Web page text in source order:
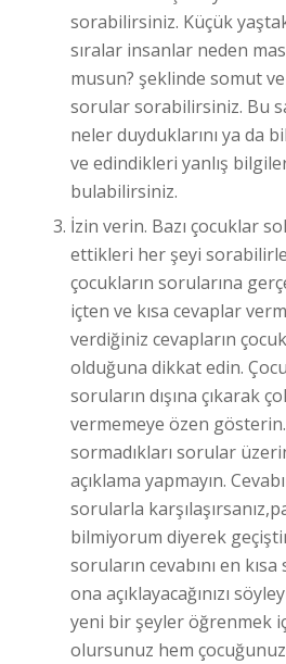
sorabilirsiniz. Küçük
sıralar insanlar neden
musun? şeklinde somut
sorular sorabilirsiniz. Bu
neler duyduklarını ya da
ve edindikleri yanlış
bulabilirsiniz.
İzin verin. Bazı çocuklar
ettikleri her şeyi
çocukların sorularına
içten ve kısa cevaplar
verdiğiniz cevapların
olduğuna dikkat edin.
soruların dışına çıkarak
vermemeye özen
sormadıkları sorular
açıklama yapmayın.
sorularla
bilmiyorum diyerek
soruların cevabını en
ona açıklayacağınızı
yeni bir şeyler öğrenmek
olursunuz hem